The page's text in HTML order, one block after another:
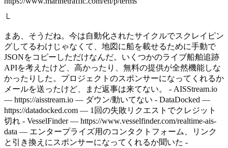
└
まあ、そうだね。今は自動化されたサイクルでスクレイピン
グしてるわけじゃなくて、地図に船を載せるために手動で
JSONをコピーしただけなんだ。いくつかのライブ船舶追跡
APIを考えたけど、高かったり、無料の提供が全然機能しな
かったりした。プロジェクトのスポンサーになってくれるか
メールを送ったけど、まだ返事は来てない。 - AISStream.io
— https://aisstream.io — ダウン/動いてない - DataDocked —
https://datadocked.com — 1回の失敗リクエストでクレジット
切れ - VesselFinder — https://www.vesselfinder.com/realtime-ais-
data — エンタープライズ用のコンタクトフォーム、リンク
と引き換えにスポンサーになってくれるか聞いた -